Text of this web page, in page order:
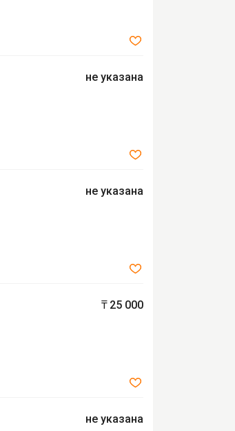
не указана
не указана
₸ 25 000
не указана